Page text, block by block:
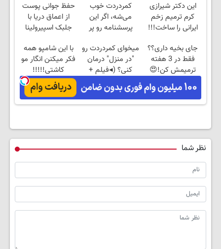
این دکتر شیرازی
کرم ترمیم زخم
ایرانی را ساخت!!!
کمردردت خوب
می‌شه، اگر این
پرسشنامه رو پر
حفظ جوانی پوست
از اعماق دریا با
جلبک اسپیرولینا
جای بخیه داری؟؟
فقط در 3 هفته
ترمیمش کن!😍
میخوای کمردردت رو
"در منزل" درمان
کنی؟ (◂فیلم +
◂پرسش‌نامه)
با این شامپو همه
فکر میکنن انگار مو
کاشتی!!!!!
نظر شما